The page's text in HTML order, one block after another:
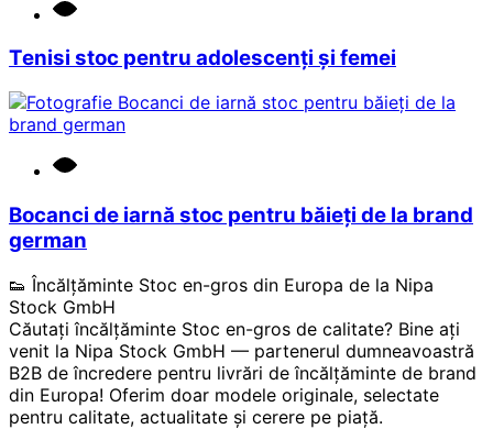
Tenisi stoc pentru adolescenți și femei
Bocanci de iarnă stoc pentru băieți de la brand
german
👟 Încălțăminte Stoc en-gros din Europa de la Nipa
Stock GmbH
Căutați încălțăminte Stoc en-gros de calitate? Bine ați
venit la Nipa Stock GmbH — partenerul dumneavoastră
B2B de încredere pentru livrări de încălțăminte de brand
din Europa! Oferim doar modele originale, selectate
pentru calitate, actualitate și cerere pe piață.